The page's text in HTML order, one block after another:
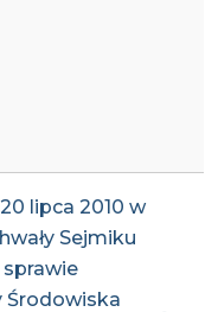
lipca 2010 w
Sejmiku
Środowiska